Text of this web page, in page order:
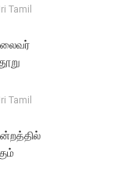
Tamil
Tamil